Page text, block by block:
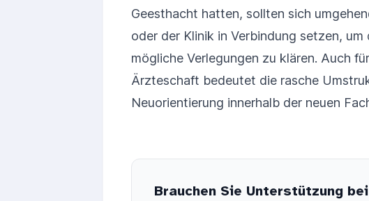
Geesthacht hatten, sollten sich
oder der Klinik in Verbindung setzen,
mögliche Verlegungen zu klären. Auch
Ärzteschaft bedeutet die rasche
Neuorientierung innerhalb der neuen
Brauchen Sie Unterstützung